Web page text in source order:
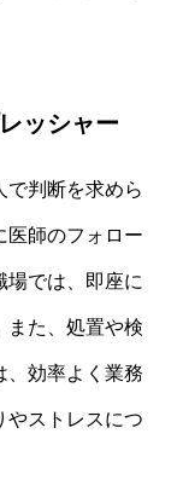
ッシャー
で判断を求めら
医師のフォロー
場では、即座に
また、処置や検
、効率よく業務
やストレスにつ